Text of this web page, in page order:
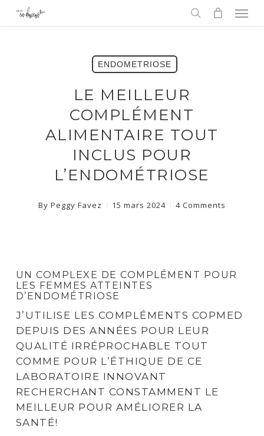
Skip
ENDOMETRIOSE
LE MEILLEUR
COMPLÉMENT
ALIMENTAIRE TOUT
INCLUS POUR
L’ENDOMÉTRIOSE
By Peggy Favez 15 mars 2024 4 Comments
UN COMPLEXE DE COMPLÉMENT POUR
LES FEMMES ATTEINTES
D’ENDOMÉTRIOSE
J’UTILISE LES COMPLÉMENTS COPMED
DEPUIS DES ANNÉES POUR LEUR
QUALITÉ IRRÉPROCHABLE TOUT
COMME POUR L’ÉTHIQUE DE CE
LABORATOIRE INNOVANT
RECHERCHANT CONSTAMMENT LE
MEILLEUR POUR AMÉLIORER LA
SANTÉ!